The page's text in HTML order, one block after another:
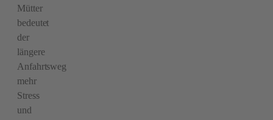
Mütter
bedeutet
der
längere
Anfahrtsweg
mehr
Stress
und